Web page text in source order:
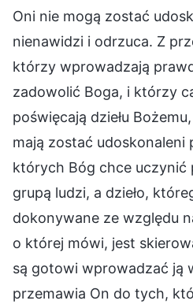
Oni nie mogą zostać
nienawidzi i odrzuca. Z
którzy wprowadzają
zadowolić Boga, i którzy
poświęcają dziełu
mają zostać udoskonaleni
których Bóg chce uczynić
grupą ludzi, a dzieło,
dokonywane ze względu
o której mówi, jest
są gotowi wprowadzać ją
przemawia On do tych,